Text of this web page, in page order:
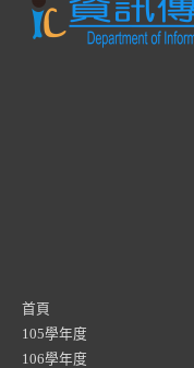
首頁
105學年度
106學年度